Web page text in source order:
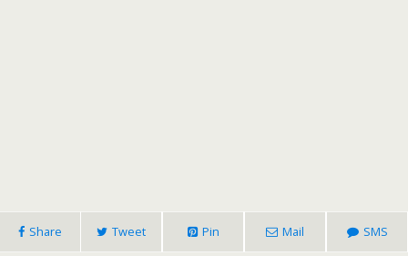
Share Tweet Pin Mail SMS